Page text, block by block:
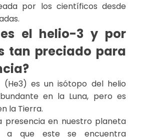
por los científicos desde
es el helio-3 y por
tan preciado para
(He3) es un isótopo del helio
en la Luna, pero es
la Tierra.
presencia en nuestro planeta
a que este se encuentra